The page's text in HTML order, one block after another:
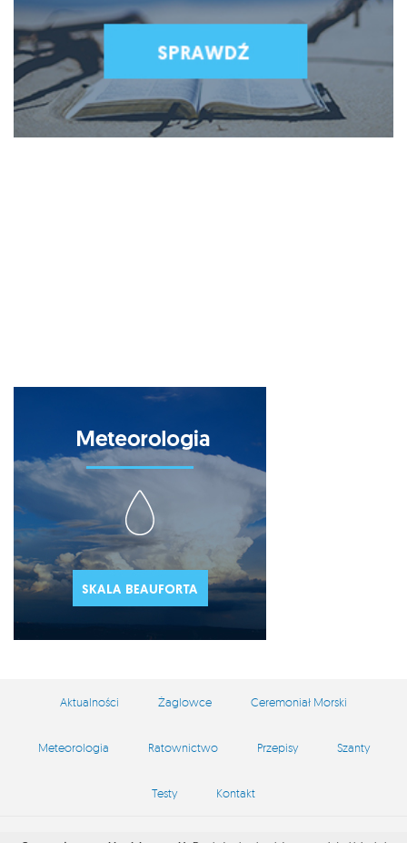
Aktualności Żaglowce Ceremoniał Morski
Meteorologia Ratownictwo Przepisy Szanty
Testy Kontakt